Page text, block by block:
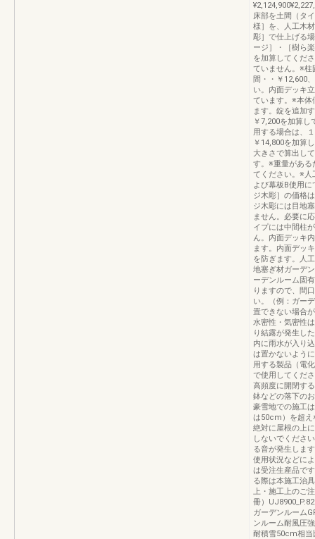
床部を土間（タ
様］を、人工木
彫］で仕上げる
ージ］・［樹ら
を加算してくだ
ていません。※柱
間・・￥12,600
い。内面デッキ
ています。※本体
ます。錠を追加
￥7,200を加算
用する場合は、
￥14,800を加算
大きさで算出し
す。※重量がある
てください。※人
よび幕板B使用
ジ木彫］の価格
ジ木彫には目地
ません。必要に
イプには中間柱
ん。内面デッキ
ます。内面デッ
を防ぎます。人
地塞ぎ材ガーデ
ーデンルーム固
りますので、間
い。（例：ガー
置できない場合
水密性・気密性
り結露が発生し
内に雨水が入り
は置かないよう
用する製品（電
で使用してくだ
高頻度に開閉す
鉢などの落下の
豪雪地での施工
は50cm）を超え
絶対に屋根の上
しないでくださ
る音が発生しま
使用状況などに
は受注生産品で
る際は本施工治
上・施工上のご
冊）
ガーデンルーム
ンルーム耐風圧
耐積雪50cm相当